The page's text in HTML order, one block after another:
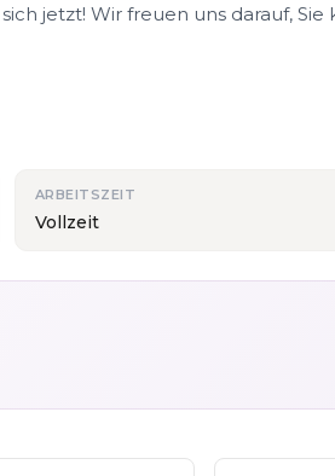
jetzt! Wir freuen uns darauf,
ARBEITSZEIT
Vollzeit